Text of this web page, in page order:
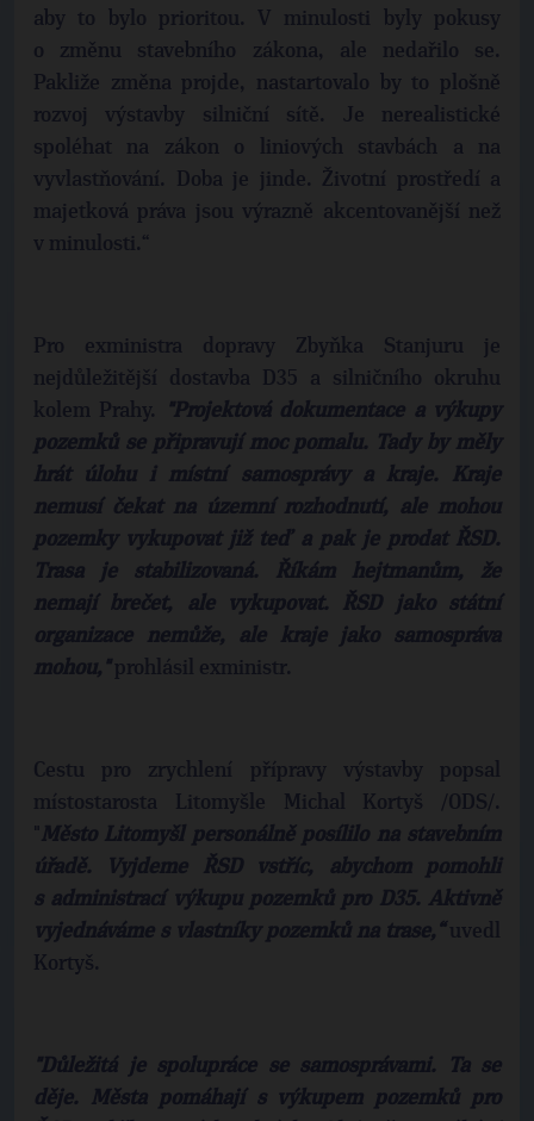
aby to bylo prioritou. V minulosti byly pokusy
o změnu stavebního zákona, ale nedařilo se.
Pakliže změna projde, nastartovalo by to plošně
rozvoj výstavby silniční sítě. Je nerealistické
spoléhat na zákon o liniových stavbách a na
vyvlastňování. Doba je jinde. Životní prostředí a
majetková práva jsou výrazně akcentovanější než
v minulosti.“
Pro exministra dopravy Zbyňka Stanjuru je
nejdůležitější dostavba D35 a silničního okruhu
kolem Prahy.
"Projektová dokumentace a výkupy
pozemků se připravují moc pomalu. Tady by měly
hrát úlohu i místní samosprávy a kraje. Kraje
nemusí čekat na územní rozhodnutí, ale mohou
pozemky vykupovat již teď a pak je prodat ŘSD.
Trasa je stabilizovaná. Říkám hejtmanům, že
nemají brečet, ale vykupovat. ŘSD jako státní
organizace nemůže, ale kraje jako samospráva
mohou,"prohlásil exministr.
Cestu pro zrychlení přípravy výstavby popsal
místostarosta Litomyšle Michal Kortyš /ODS/.
" Město Litomyšl personálně posílilo na stavebním
úřadě. Vyjdeme ŘSD vstříc, abychom pomohli
s administrací výkupu pozemků pro D35. Aktivně
vyjednáváme s vlastníky pozemků na trase,“ uvedl
Kortyš.
"Důležitá je spolupráce se samosprávami. Ta se
děje. Města pomáhají s výkupem pozemků pro